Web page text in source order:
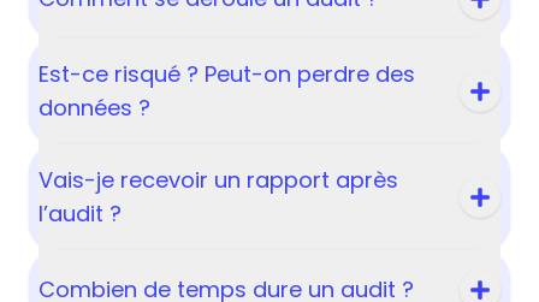
Est-ce risqué ? Peut-on perdre des
données ?
Vais-je recevoir un rapport après
l’audit ?
Combien de temps dure un audit ?